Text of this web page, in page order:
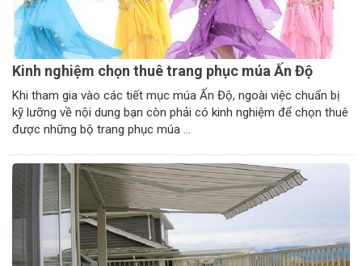
Kinh nghiệm chọn thuê trang phục múa Ấn Độ
Khi tham gia vào các tiết mục múa Ấn Độ, ngoài việc chuẩn bị
kỹ lưỡng về nội dung bạn còn phải có kinh nghiệm để chọn thuê
được những bộ trang phục múa ...